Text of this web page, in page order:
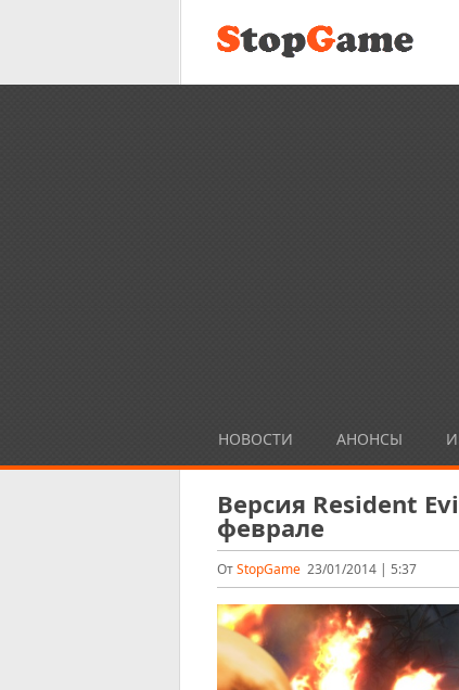
НОВОСТИ АНОНСЫ
Версия Resident
феврале
ОтStopGame 23/01/2014 | 5:37